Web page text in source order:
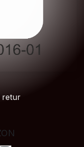
retur